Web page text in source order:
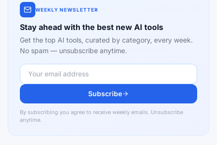
WEEKLY NEWSLETTER
Stay ahead with the best new AI tools
Get the top AI tools, curated by category, every week.
No spam — unsubscribe anytime.
Subscribe
By subscribing you agree to receive weekly emails. Unsubscribe
anytime.